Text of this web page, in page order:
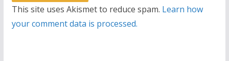
This site uses Akismet to reduce spam. Learn how
your comment data is processed.